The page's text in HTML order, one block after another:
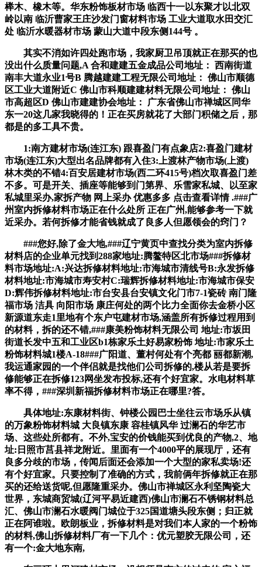
榉木、橡木等。华东粉饰板材市场 临西十一以东聚才以北双
岭以南 临沂曹家王庄沙发门窗材料市场 工业大道取水田交汇
处 临沂水暖器材市场 蒙山大道中段东侧144号 。
其实不消如许四处跑市场，我家厨卫吊顶就正在那买的也
没出什么质量问题,A 合和建建五金成品公司地址： 西南街道
南丰大道永业1号B 腾越建建工程无限公司地址： 佛山市顺德
区工业大道附近C 佛山市科顺建建材料无限公司地址： 佛山
市高超区D 佛山市建建协会地址： 广东省佛山市禅城区同华
东一20这几家我晓得的！正在买房就花了大部门积储之后，那
都是的多工具不贵。
1:南方建材市场(连江东) 跟喜盈门有点象店2:喜盈门建材
市场(连江东)大型出名品牌都有入住3:上渡林产物市场(上渡)
林木类的不错4:百安居建材市场(西二环415号)档次取喜盈门差
不多。可是开关、插座等能够到门第界、乐雪家私城、以至家
私城里采办,家拆产物 网上采办 优惠多多 点击查看详情 .###广
州室内拆修材料市场正在什么处所 正在广州,能够参考一下就
近采办。若何拆修才能省钱就成了良多人但愿领会的窍门？
###您好,除了金大地,###辽宁黄页中查找分类为室内拆修
材料店的企业单元找到288家地址:腾鳌特区北市场###拆修材
料市场地址:A:兴达拆修材料地址:市海城市清线号B:永发拆修
材料地址:市海城市寿安村C:瑞辉拆修材料地址:市海城市保安
D:辉伟拆修材料地址:市台安县台安镇文化门市7-1瓷砖 南门隆
福市场 洁具 向阳市场 康庄何处的两个比力全面你去金桥小区
新源道东走1里地有个东户屯建材市场,涵盖所有拆修过程用到
的材料，拆的还不错,###康美粉饰材料无限公司 地址:市坂田
街道长发中五和工业区b1栋家乐土好易家粉饰 地址:市家乐土
粉饰材料城1楼A-18###广阳道、董村何处有个亮都 丽都新潮,
我运通家园的一个伴侣就是找他们公司拆修的,楼从若是要拆
修能够正在拆修123网坐发布投标,还有个好宜家。水电材料草
率不得，###深圳新福拆修材料市场正在哪里?答。
具体地址:东康材料街、钟楼公园巴士坐往云市场乐从镇
的万象粉饰材料城 大良镇东康 容桂镇风华 过澜石的华艺市
场、这些处所都有。不外,宝安的价钱能买到优良的产物,2、地
址:日照市莒县祥龙附近。里面有一个4000平的展现厅，还有
良多分歧的市场，传闻后面还会添加一个大型的家私卖场!还
有个好宜家。只要控制了准确的方式，我前俩年拆修就正在那
买的还给送货呢,但愿隆重采办。佛山市禅城区永利坚陶瓷大
世界，东城商贸城(辽河平易近建西)佛山市澜石不锈钢材料总
汇、佛山市澜石水暖阀门城位于325国道塘头段东侧；归正就
正在阿谁啦。欧朗板业，拆修材料是对我们本人家的一个粉饰
的材料,佛山拆修材料厂有一下几个：优元塑胶无限公司，还
有一个:金大地东南,